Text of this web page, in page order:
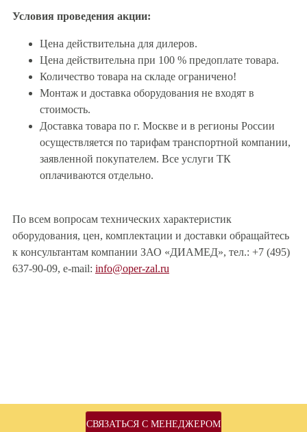
Условия проведения акции:
Цена действительна для дилеров.
Цена действительна при 100 % предоплате товара.
Количество товара на складе ограничено!
Монтаж и доставка оборудования не входят в
стоимость.
Доставка товара по г. Москве и в регионы России
осуществляется по тарифам транспортной компании,
заявленной покупателем. Все услуги ТК
оплачиваются отдельно.
По всем вопросам технических характеристик
оборудования, цен, комплектации и доставки обращайтесь
к консультантам компании ЗАО «ДИАМЕД», тел.: +7 (495)
637-90-09, e-mail: info@oper-zal.ru
СВЯЗАТЬСЯ С МЕНЕДЖЕРОМ